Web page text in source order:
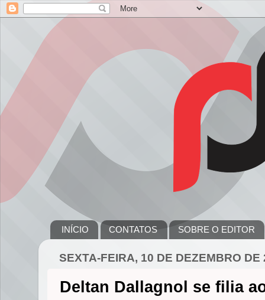
INÍCIO CONTATOS SOBRE O EDITOR
SEXTA-FEIRA, 10 DE DEZEMBRO DE
Deltan Dallagnol se filia